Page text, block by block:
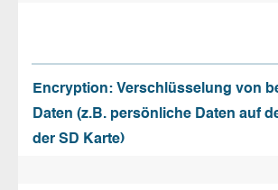
Encryption: Verschlüsselung von
Daten (z.B. persönliche Daten auf
der SD Karte)